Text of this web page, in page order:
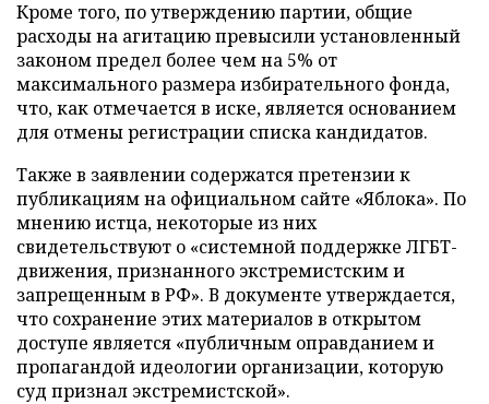
Кроме того, по утверждению партии, общие
расходы на агитацию превысили установленный
законом предел более чем на 5% от
максимального размера избирательного фонда,
что, как отмечается в иске, является основанием
для отмены регистрации списка кандидатов.
Также в заявлении содержатся претензии к
публикациям на официальном сайте «Яблока». По
мнению истца, некоторые из них
свидетельствуют о «системной поддержке ЛГБТ-
движения, признанного экстремистским и
запрещенным в РФ». В документе утверждается,
что сохранение этих материалов в открытом
доступе является «публичным оправданием и
пропагандой идеологии организации, которую
суд признал экстремистской».